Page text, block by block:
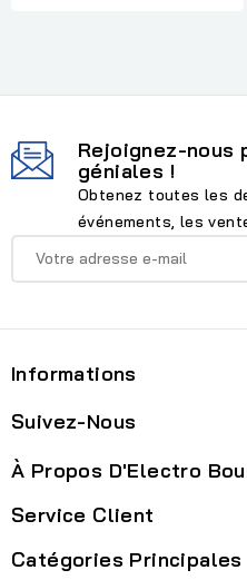
Rejoignez-nous
géniales !
Obtenez toutes les
événements, les
Informations
Suivez-Nous
À Propos D'Electro
Service Client
Catégories Principales